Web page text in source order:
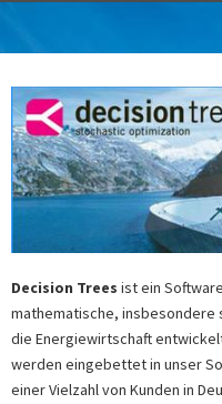
Decision Trees ist ein
mathematische,
die Energiewirtschaft
werden eingebettet in unser
einer Vielzahl von Kunden in